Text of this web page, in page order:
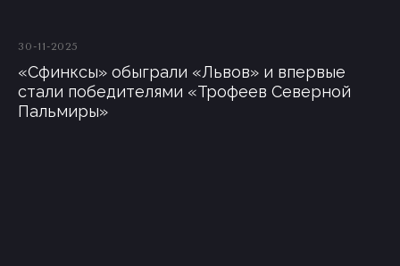
30-11-2025
«Сфинксы» обыграли «Львов» и впервые
стали победителями «Трофеев Северной
Пальмиры»